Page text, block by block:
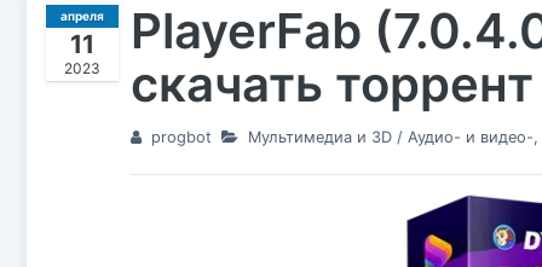
апреля
11
2023
PlayerFab
скачать торрент
progbot Мультимедиа и 3D/ Аудио- и видео-,